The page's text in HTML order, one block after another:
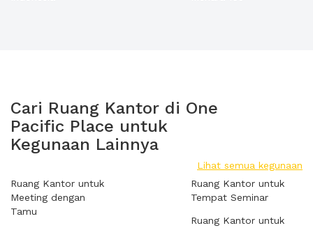
Cari Ruang Kantor di One
Pacific Place untuk
Kegunaan Lainnya
Lihat semua kegunaan
Ruang Kantor untuk
Meeting dengan
Tamu
Ruang Kantor untuk
Tempat Seminar
Ruang Kantor untuk